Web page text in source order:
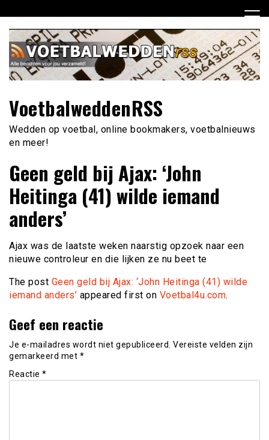
naar
inhoud
VoetbalweddenRSS
Wedden op voetbal, online bookmakers, voetbalnieuws
en meer!
Geen geld bij Ajax: ‘John
Heitinga (41) wilde iemand
anders’
Ajax was de laatste weken naarstig opzoek naar een
nieuwe controleur en die lijken ze nu beet te
The post Geen geld bij Ajax: ‘John Heitinga (41) wilde
iemand anders’ appeared first on Voetbal4u.com.
Geef een reactie
Je e-mailadres wordt niet gepubliceerd. Vereiste velden zijn
gemarkeerd met *
Reactie *